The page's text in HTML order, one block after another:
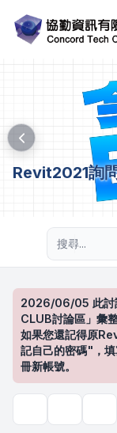
Revit2021詢
2026/06/05 此討
CLUB討論區」彙
如果您還記得原
記自己的密碼"，
冊新帳號。